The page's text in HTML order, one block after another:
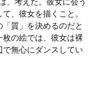
、彼女を描くこと。
質」を決めるのだと
の絵では、彼女は裸
無心にダンスしてい